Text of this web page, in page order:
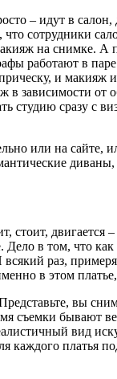
– идут в
сотрудники
на снимке.
работают в
и макияж
зависимости от
студию сразу с
или на сайте,
стоит, двигается
в том, что как
раз,
в этом
вы
съемки бывают
вид
платья